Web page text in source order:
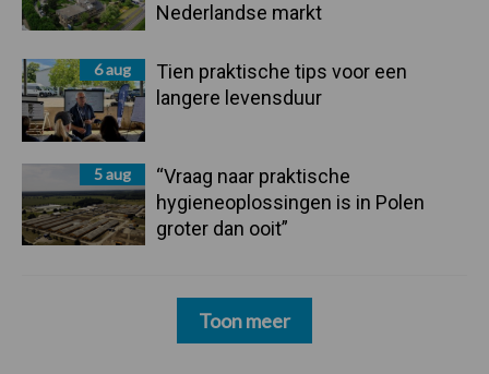
Nederlandse markt
6 aug
Tien praktische tips voor een
langere levensduur
5 aug
“Vraag naar praktische
hygieneoplossingen is in Polen
groter dan ooit”
Toon meer